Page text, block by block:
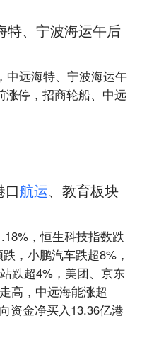
特、宁波海运午后
中远海特、宁波海运午
涨停，招商轮船、中远
航运、教育板块
，恒生科技指数跌
，小鹏汽车跌超8%，
跌超4%，美团、京东
高，中远海能涨超
资金净买入13.36亿港